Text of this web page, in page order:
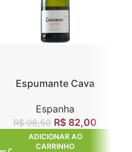
Espumante Cava
Espanha
R$96,50 R$ 82,00
ADICIONAR AO
CARRINHO